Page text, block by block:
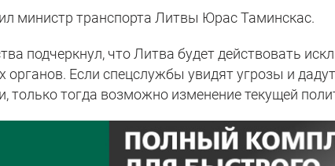
министр транспорта Литвы Юрас Таминскас.
подчеркнул, что Литва будет действовать
органов. Если спецслужбы увидят угрозы и
только тогда возможно изменение текущей